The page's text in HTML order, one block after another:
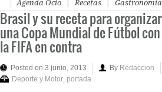
Agenda Ocio
Recetas Gastronomía
Brasil y su receta para organizar
una Copa Mundial de Fútbol con
la FIFA en contra
Posted on 3 junio, 2013 By Redaccion
Deporte y Motor portada